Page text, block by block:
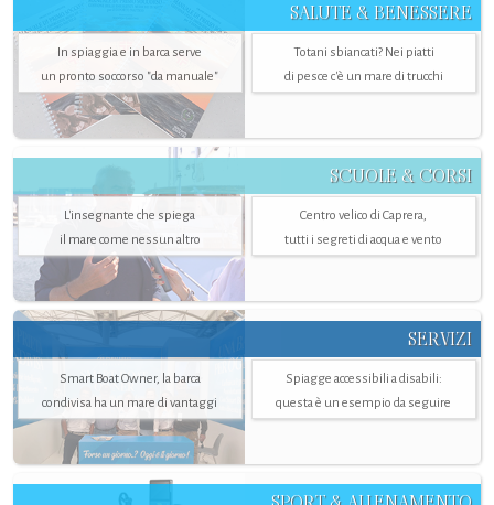
SALUTE & BENESSERE
In spiaggia e in barca serve
un pronto soccorso "da manuale"
Totani sbiancati? Nei piatti
di pesce c'è un mare di trucchi
SCUOLE & CORSI
L'insegnante che spiega
il mare come nessun altro
Centro velico di Caprera,
tutti i segreti di acqua e vento
SERVIZI
Smart Boat Owner, la barca
condivisa ha un mare di vantaggi
Spiagge accessibili a disabili:
questa è un esempio da seguire